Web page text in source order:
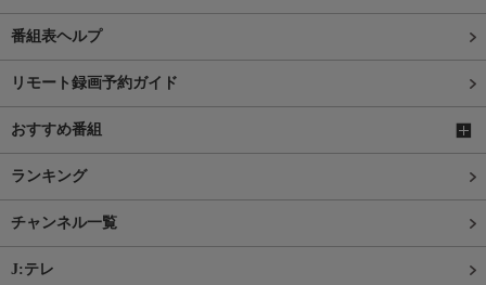
番組表ヘルプ
リモート録画予約ガイド
おすすめ番組
ランキング
チャンネル一覧
J:テレ